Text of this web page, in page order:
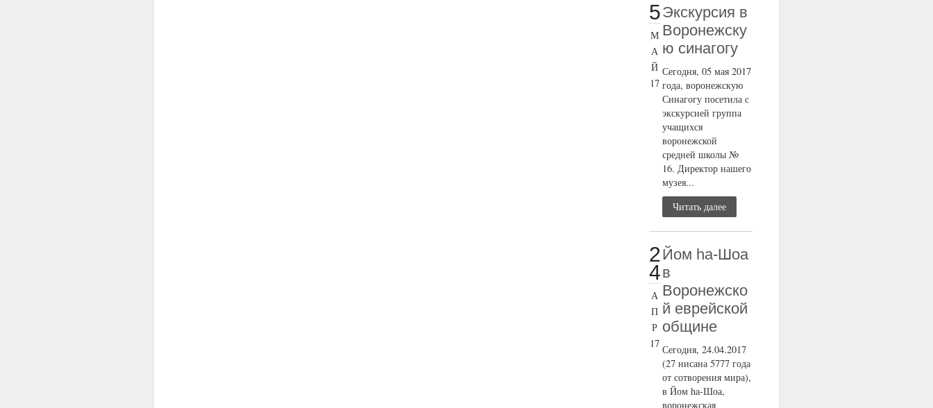
5
М
А
Й
17
Экскурсия в
Воронежску
ю синагогу
Сегодня, 05 мая 2017
года, воронежскую
Синагогу посетила с
экскурсией группа
учащихся
воронежской
средней школы №
16. Директор нашего
музея...
Читать далее
2
4
А
П
Р
17
Йом ha-Шоа
в
Воронежско
й еврейской
общине
Сегодня, 24.04.2017
(27 нисана 5777 года
от сотворения мира),
в Йом ha-Шоа,
воронежская